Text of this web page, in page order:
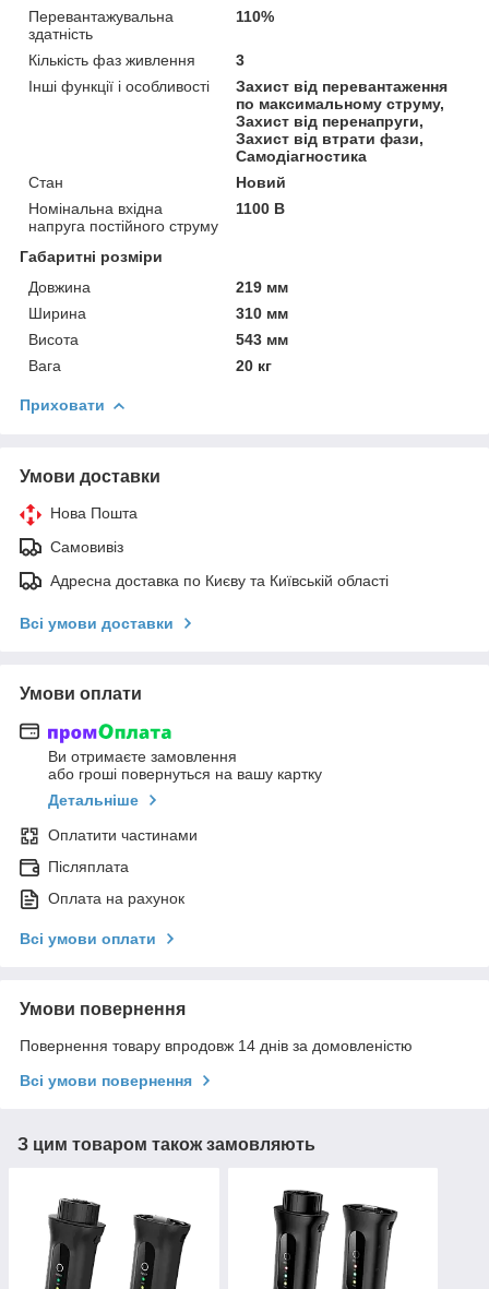
Перевантажувальна
здатність
110%
Кількість фаз живлення
3
Інші функції і особливості
Захист від перевантаження
по максимальному струму,
Захист від перенапруги,
Захист від втрати фази,
Самодіагностика
Стан
Новий
Номінальна вхідна
напруга постійного струму
1100 В
Габаритні розміри
Довжина
219 мм
Ширина
310 мм
Висота
543 мм
Вага
20 кг
Приховати
Умови доставки
Нова Пошта
Самовивіз
Адресна доставка по Києву та Київській області
Всі умови доставки
Умови оплати
Ви отримаєте замовлення
або гроші повернуться на вашу картку
Детальніше
Оплатити частинами
Післяплата
Оплата на рахунок
Всі умови оплати
Умови повернення
Повернення товару впродовж 14 днів за домовленістю
Всі умови повернення
З цим товаром також замовляють